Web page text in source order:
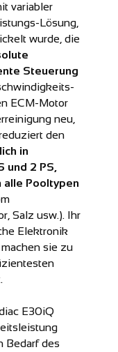
variabler
Lösung,
wurde, die
Steuerung
ECM-Motor
neu,
den
in
und 2 PS,
alle Pooltypen
Salz usw.). Ihr
Elektronik
sie zu
E30iQ
Bedarf des